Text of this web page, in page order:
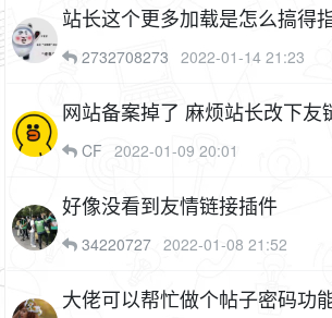
站长这个更多加载是怎么搞得
2732708273 2022-01-14 21:23
网站备案掉了 麻烦站长改下友
CF 2022-01-09 20:01
好像没看到友情链接插件
34220727 2022-01-08 21:52
大佬可以帮忙做个帖子密码功